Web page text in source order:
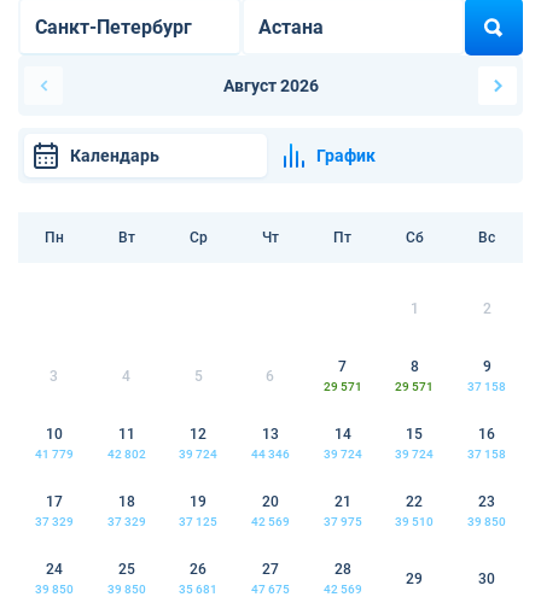
Август 2026
Календарь График
Пн Вт Ср Чт Пт Сб Вс
1 2
3 4 5 6
7
29 571
8
29 571
9
37 158
10
41 779
11
42 802
12
39 724
13
44 346
14
39 724
15
39 724
16
37 158
17
37 329
18
37 329
19
37 125
20
42 569
21
37 975
22
39 510
23
39 850
24
39 850
25
39 850
26
35 681
27
47 675
28
42 569
29 30